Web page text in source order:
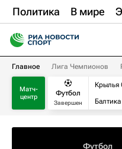
Политика В мире
Главное Лига Чемпионов
Матч-
центр
Футбол
Завершен
Крылья
Балтика
Футбол